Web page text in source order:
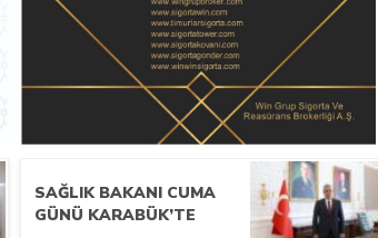
SAĞLIK BAKANI CUMA
GÜNÜ KARABÜK’TE